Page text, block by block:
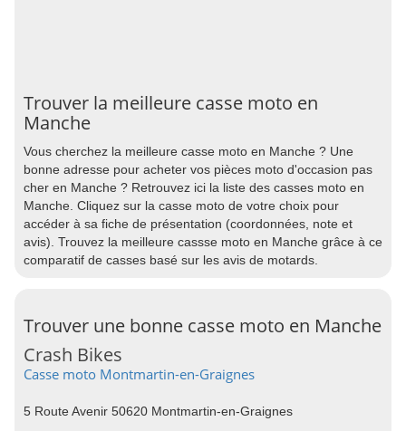
Trouver la meilleure casse moto en
Manche
Vous cherchez la meilleure casse moto en Manche ? Une
bonne adresse pour acheter vos pièces moto d'occasion pas
cher en Manche ? Retrouvez ici la liste des casses moto en
Manche. Cliquez sur la casse moto de votre choix pour
accéder à sa fiche de présentation (coordonnées, note et
avis). Trouvez la meilleure cassse moto en Manche grâce à ce
comparatif de casses basé sur les avis de motards.
Trouver une bonne casse moto en Manche
Crash Bikes
Casse moto Montmartin-en-Graignes
5 Route Avenir 50620 Montmartin-en-Graignes